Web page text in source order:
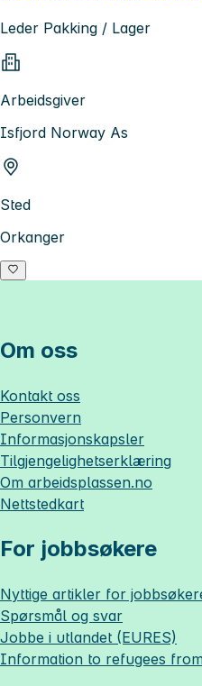
Leder Pakking / Lager
Arbeidsgiver
Isfjord Norway As
Sted
Orkanger
Om oss
Kontakt oss
Personvern
Informasjonskapsler
Tilgjengelighetserklæring
Om arbeidsplassen.no
Nettstedkart
For jobbsøkere
Nyttige artikler for
Spørsmål og svar
Jobbe i utlandet (EURES)
Information to refugees